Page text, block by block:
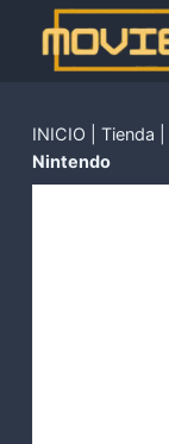
Saltar
contenido
INICIO Tienda
Nintendo